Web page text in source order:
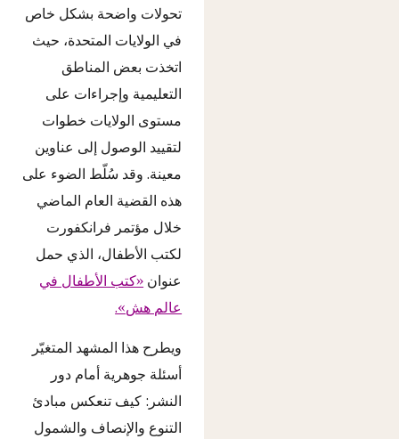
تحولات واضحة بشكل خاص
في الولايات المتحدة، حيث
اتخذت بعض المناطق
التعليمية وإجراءات على
مستوى الولايات خطوات
لتقييد الوصول إلى عناوين
معينة. وقد سُلّط الضوء على
هذه القضية العام الماضي
خلال مؤتمر فرانكفورت
لكتب الأطفال، الذي حمل
عنوان «كتب الأطفال في
عالم هش».
ويطرح هذا المشهد المتغيّر
أسئلة جوهرية أمام دور
النشر: كيف تنعكس مبادئ
التنوع والإنصاف والشمول